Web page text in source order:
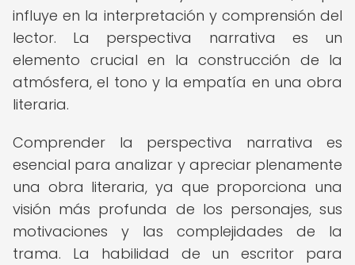
influye en la interpretación y comprensión del
lector. La perspectiva narrativa es un
elemento crucial en la construcción de la
atmósfera, el tono y la empatía en una obra
literaria.
Comprender la perspectiva narrativa es
esencial para analizar y apreciar plenamente
una obra literaria, ya que proporciona una
visión más profunda de los personajes, sus
motivaciones y las complejidades de la
trama. La habilidad de un escritor para